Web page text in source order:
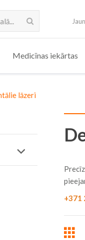
Meklēt
Medicīnas iekārtas
lāzeri
+371